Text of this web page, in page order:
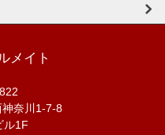
メイト
奈川1-7-8
ル1F